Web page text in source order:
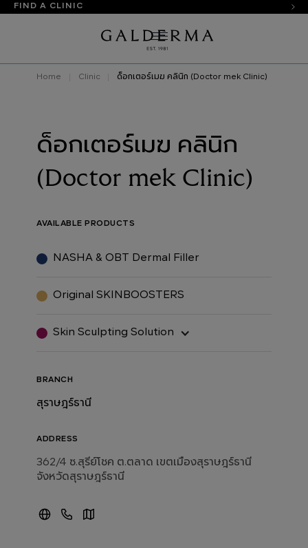
FIND A CLINIC
Home Clinic ด็อกเตอร์เมฆ คลินิก (Doctor mek Clinic)
ด็อกเตอร์เมฆ คลินิก
(Doctor mek Clinic)
AVAILABLE PRODUCTS
NASHA & OBT Dermal Filler
Original SKINBOOSTERS
Skin Sculpting Solution
BRANCH
สุราษฎร์ธานี
ADDRESS
362/4 ซ.สุรีย์โชค ต.ตลาด เขตเมืองสุราษฎร์ธานี
จังหวัดสุราษฎร์ธานี